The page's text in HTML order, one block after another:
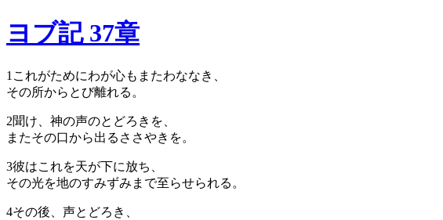
ヨブ記 37章
1 これがためにわが心もまたわななき、
その所からとび離れる。
2聞け、神の声のとどろきを、
またその口から出るささやきを。
3彼はこれを天が下に放ち、
その光を地のすみずみまで至らせられる。
4その後、声とどろき、